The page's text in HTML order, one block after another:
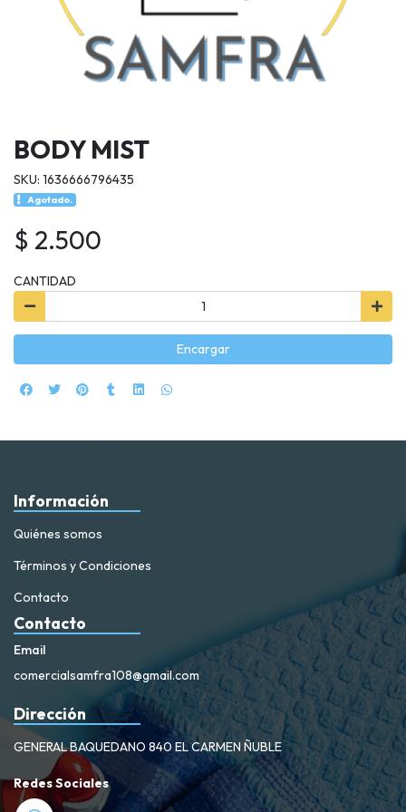
BODY MIST
SKU: 1636666796435
Agotado.
$ 2.500
CANTIDAD
Encargar
Información
Quiénes somos
Términos y Condiciones
Contacto
Contacto
Email
comercialsamfra108@gmail.com
Dirección
GENERAL BAQUEDANO 840 EL CARMEN ÑUBLE
Redes Sociales